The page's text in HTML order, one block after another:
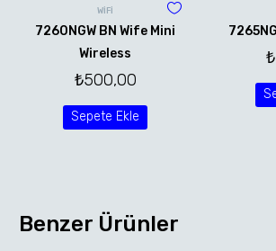
WİFİ
7260NGW BN Wife Mini
Wireless
₺500,00
Sepete Ekle
₺
Benzer Ürünler